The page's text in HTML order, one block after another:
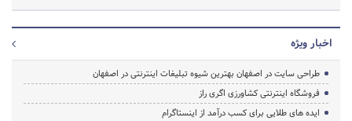
اخبار ویژه
طراحی سایت در اصفهان بهترین شیوه تبلیغات اینترنتی در اصفهان
فروشگاه اینترنتی کشاورزی اگری راز
ایده های طلایی برای کسب درآمد از اینستاگرام